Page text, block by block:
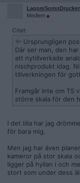
LagomSomnDrucken
Medlem
Citat:
Ursprungligen
Där ser man, den
att nytillverkade
nischprodukt idag.
tillverkningen för
Framgår inte om TS
större skala för den
I det lilla har jag
för bara mig.
Men jag har även
kameror på stor skala
ligger på hyllan i och
stort som under dess